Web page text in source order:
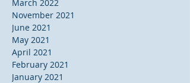
March 2022
November 2021
June 2021
May 2021
April 2021
February 2021
January 2021